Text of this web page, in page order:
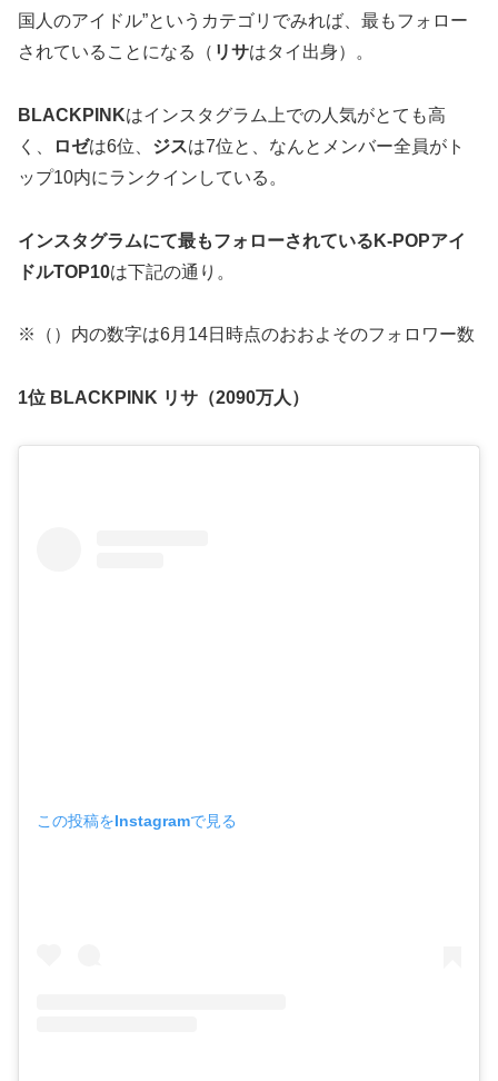
国人のアイドル”というカテゴリでみれば、最もフォロー
されていることになる（ リサはタイ出身）。
BLACKPINKはインスタグラム上での人気がとても高
く、
ロゼは6位、 ジスは7位と、なんとメンバー全員がト
ップ10内にランクインしている。
インスタグラムにて最もフォローされているK-POPアイ
ドルTOP10は下記の通り。
※（）内の数字は6月14日時点のおおよそのフォロワー数
1位 BLACKPINK リサ（2090万人）
この投稿をInstagramで見る